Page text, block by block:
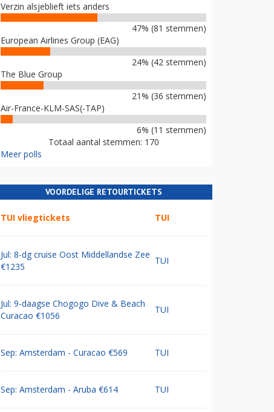
Verzin alsjeblieft iets anders
47% (81 stemmen)
European Airlines Group (EAG)
24% (42 stemmen)
The Blue Group
21% (36 stemmen)
Air-France-KLM-SAS(-TAP)
6% (11 stemmen)
Totaal aantal stemmen: 170
Meer polls
VOORDELIGE RETOURTICKETS
TUI vliegtickets TUI
Jul: 8-dg cruise Oost Middellandse Zee
€1235
TUI
Jul: 9-daagse Chogogo Dive & Beach
Curacao €1056
TUI
Sep: Amsterdam - Curacao €569 TUI
Sep: Amsterdam - Aruba €614 TUI